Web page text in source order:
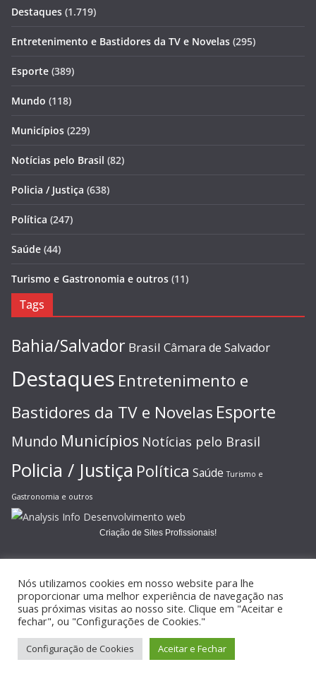
Destaques (1.719)
Entretenimento e Bastidores da TV e Novelas (295)
Esporte (389)
Mundo (118)
Municípios (229)
Notícias pelo Brasil (82)
Policia / Justiça (638)
Política (247)
Saúde (44)
Turismo e Gastronomia e outros (11)
Tags
Bahia/Salvador Brasil Câmara de Salvador
Destaques Entretenimento e
Bastidores da TV e Novelas Esporte
Mundo Municípios Notícias pelo Brasil
Policia / Justiça Política Saúde Turismo e
Gastronomia e outros
Criação de Sites Profissionais!
Copyright © 2026JORNAL GAZETA ONLINE
reservados.
Tema:ColorMagpor ThemeGrill. Powered by
Nós utilizamos cookies em nosso website para lhe
proporcionar uma melhor experiência de navegação nas
suas próximas visitas ao nosso site. Clique em "Aceitar e
fechar", ou "Configurações de Cookies."
Configuração de Cookies Aceitar e Fechar